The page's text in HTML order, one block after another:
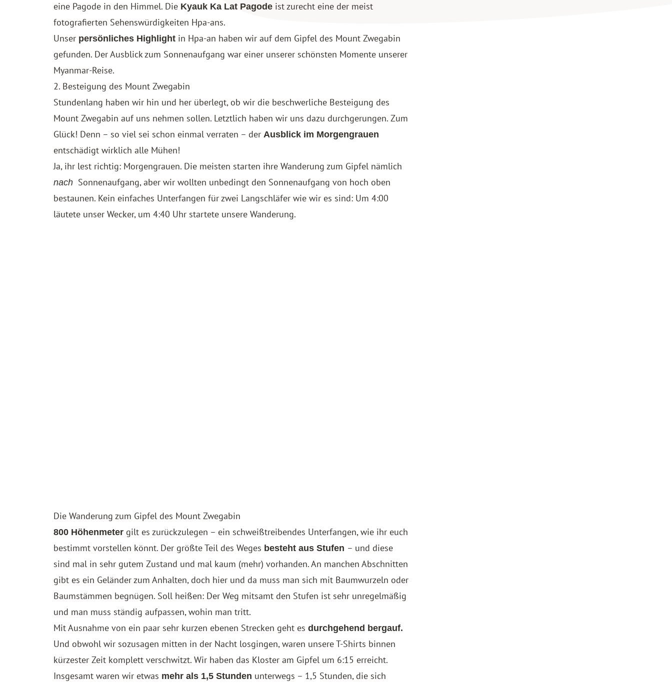
eine Pagode in den Himmel. Die Kyauk Ka Lat Pagode ist zurecht eine der meist
fotografierten Sehenswürdigkeiten Hpa-ans.
Unser persönliches Highlight in Hpa-an haben wir auf dem Gipfel des Mount Zwegabin
gefunden. Der Ausblick zum Sonnenaufgang war einer unserer schönsten Momente unserer
Myanmar-Reise.
2. Besteigung des Mount Zwegabin
Stundenlang haben wir hin und her überlegt, ob wir die beschwerliche Besteigung des
Mount Zwegabin auf uns nehmen sollen. Letztlich haben wir uns dazu durchgerungen. Zum
Glück! Denn – so viel sei schon einmal verraten – derAusblick im Morgengrauen
entschädigt wirklich alle Mühen!
Ja, ihr lest richtig: Morgengrauen. Die meisten starten ihre Wanderung zum Gipfel nämlich
nach Sonnenaufgang, aber wir wollten unbedingt den Sonnenaufgang von hoch oben
bestaunen. Kein einfaches Unterfangen für zwei Langschläfer wie wir es sind: Um 4:00
läutete unser Wecker, um 4:40 Uhr startete unsere Wanderung.
Die Wanderung zum Gipfel des Mount Zwegabin
800 Höhenmeter gilt es zurückzulegen – ein schweißtreibendes Unterfangen, wie ihr euch
bestimmt vorstellen könnt. Der größte Teil des Weges besteht aus Stufen – und diese
sind mal in sehr gutem Zustand und mal kaum (mehr) vorhanden. An manchen Abschnitten
gibt es ein Geländer zum Anhalten, doch hier und da muss man sich mit Baumwurzeln oder
Baumstämmen begnügen. Soll heißen: Der Weg mitsamt den Stufen ist sehr unregelmäßig
und man muss ständig aufpassen, wohin man tritt.
Mit Ausnahme von ein paar sehr kurzen ebenen Strecken geht esdurchgehend bergauf.
Und obwohl wir sozusagen mitten in der Nacht losgingen, waren unsere T-Shirts binnen
kürzester Zeit komplett verschwitzt. Wir haben das Kloster am Gipfel um 6:15 erreicht.
Insgesamt waren wir etwas mehr als 1,5 Stunden unterwegs – 1,5 Stunden, die sich